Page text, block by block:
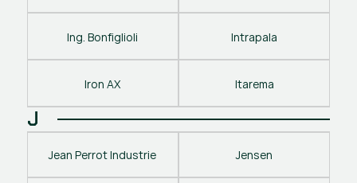
Ing. Bonfiglioli Intrapala
Iron AX Itarema
J
Jean Perrot Industrie Jensen